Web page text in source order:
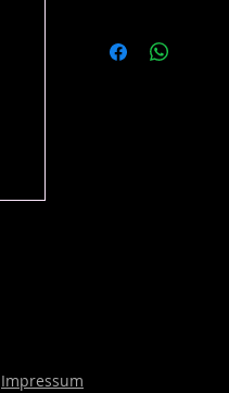
Impressum